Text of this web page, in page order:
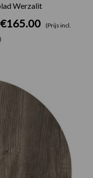
Werzalit
€165.00
(Prijs incl.
Prijsklasse:
€75.00
€165.00